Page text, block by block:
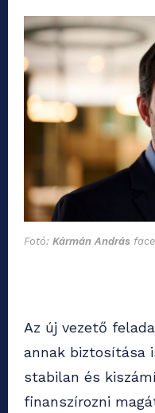
Fotó: Kármán András
Az új vezető
annak biztosítása
stabilan és
finanszírozni